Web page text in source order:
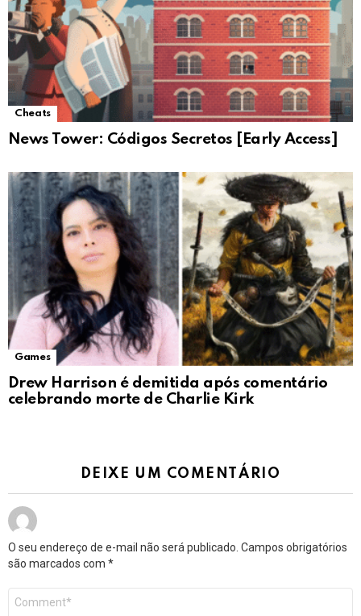
Cheats
News Tower: Códigos Secretos [Early Access]
Games
Drew Harrison é demitida após comentário
celebrando morte de Charlie Kirk
DEIXE UM COMENTÁRIO
O seu endereço de e-mail não será publicado. Campos obrigatórios
são marcados com *